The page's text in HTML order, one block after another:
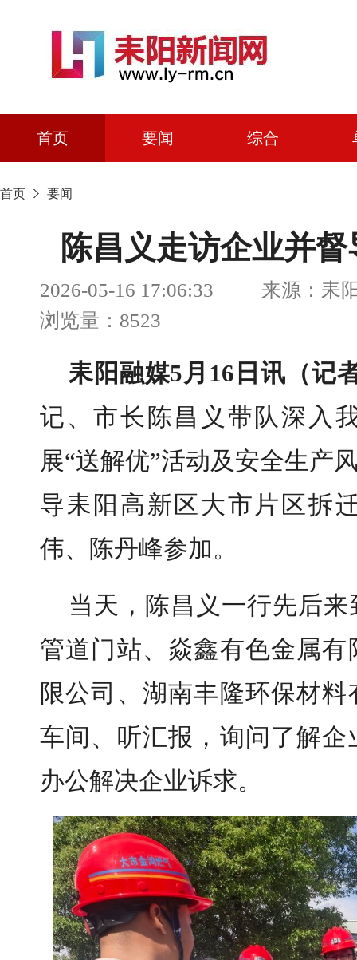
首页 要闻 综合
首页 要闻
陈昌义走访企业并
2026-05-16 17:06:33 来源：耒
浏览量：8523
耒阳融媒5月16日讯（记
记、市长陈昌义带队深入
展“送解优”活动及安全生产
导耒阳高新区大市片区拆
伟、陈丹峰参加。
当天，陈昌义一行先后
管道门站、焱鑫有色金属
限公司、湖南丰隆环保材
车间、听汇报，询问了解
办公解决企业诉求。